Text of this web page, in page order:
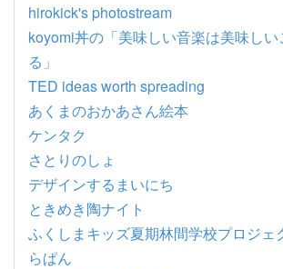
hirokick's photostream
koyomi丼の「美味しい音楽は美味し
る」
TED ideas worth spreading
あくまのおかあさん絵本
ケンタク
さとりのしょ
デザインするまいにち
ときめき陶ナイト
ふくしまキッズ夏期林間学校プロジェ
らぱん